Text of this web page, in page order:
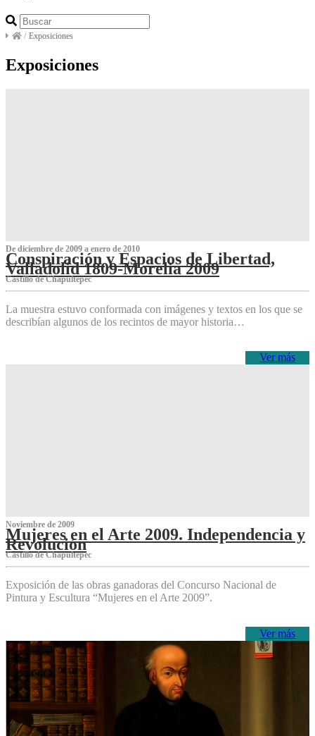
/ Exposiciones
Exposiciones
De diciembre de 2009 a enero de 2010
Conspiración y Espacios de Libertad,
Valladolid 1809-Morelia 2009
Castillo de Chapultepec
La muestra estuvo conformada con imágenes y textos en los que se
describían algunos de los recintos de mayor historia…
Ver más
Noviembre de 2009
Mujeres en el Arte 2009. Independencia y
Revolución
Castillo de Chapultepec
Exposición de las obras ganadoras del Concurso Nacional de
Pintura y Escultura “Mujeres en el Arte 2009”.
Ver más